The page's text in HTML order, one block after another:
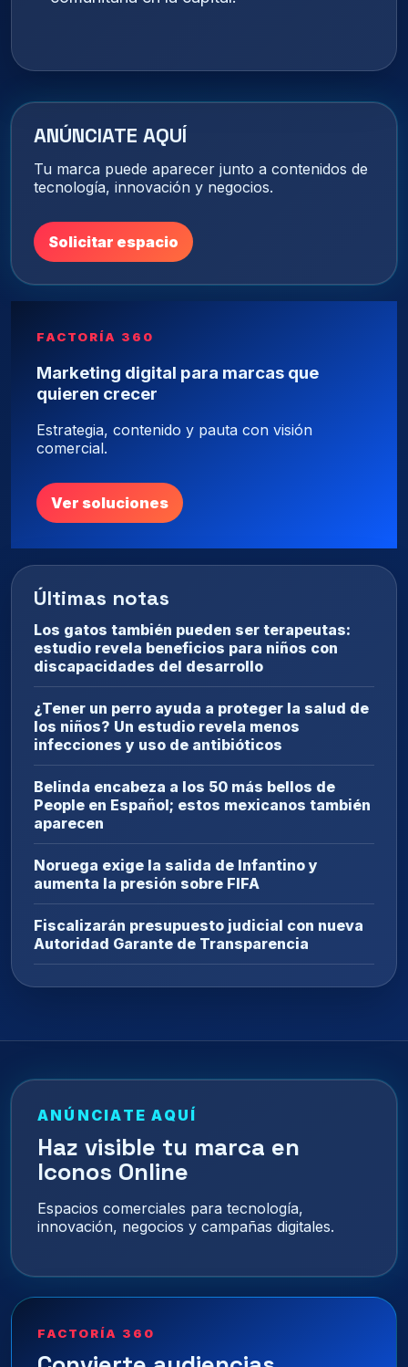
ANÚNCIATE AQUÍ
Tu marca puede aparecer junto a contenidos de
tecnología, innovación y negocios.
Solicitar espacio
FACTORÍA 360
Marketing digital para marcas que
quieren crecer
Estrategia, contenido y pauta con visión
comercial.
Ver soluciones
Últimas notas
Los gatos también pueden ser terapeutas:
estudio revela beneficios para niños con
discapacidades del desarrollo
¿Tener un perro ayuda a proteger la salud de
los niños? Un estudio revela menos
infecciones y uso de antibióticos
Belinda encabeza a los 50 más bellos de
People en Español; estos mexicanos también
aparecen
Noruega exige la salida de Infantino y
aumenta la presión sobre FIFA
Fiscalizarán presupuesto judicial con nueva
Autoridad Garante de Transparencia
ANÚNCIATE AQUÍ
Haz visible tu marca en
Iconos Online
Espacios comerciales para tecnología,
innovación, negocios y campañas digitales.
FACTORÍA 360